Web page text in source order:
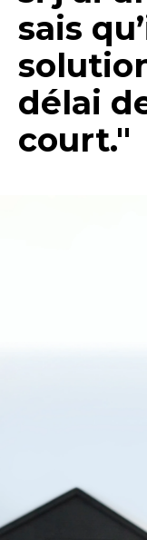
sais
délai
court."